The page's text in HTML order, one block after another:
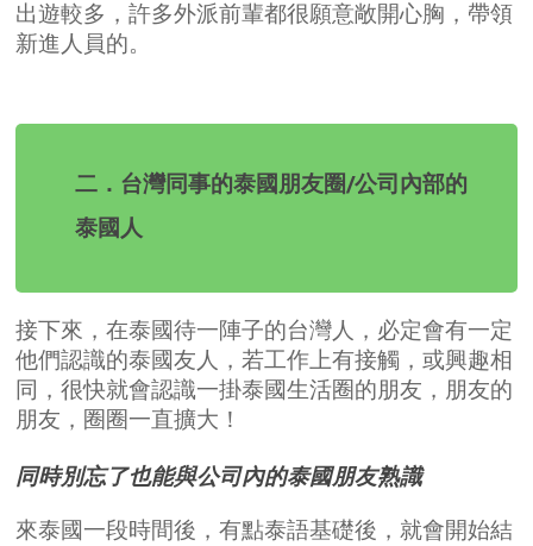
出遊較多，許多外派前輩都很願意敞開心胸，帶領
新進人員的。
二．台灣同事的泰國朋友圈/公司內部的
泰國人
接下來，在泰國待一陣子的台灣人，必定會有一定
他們認識的泰國友人，若工作上有接觸，或興趣相
同，很快就會認識一掛泰國生活圈的朋友，朋友的
朋友，圈圈一直擴大！
同時別忘了也能與公司內的泰國朋友熟識
來泰國一段時間後，有點泰語基礎後，就會開始結